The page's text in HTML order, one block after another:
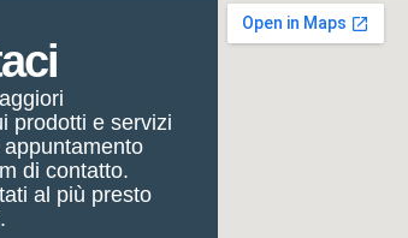
prodotti e servizi
di contatto.
al più presto